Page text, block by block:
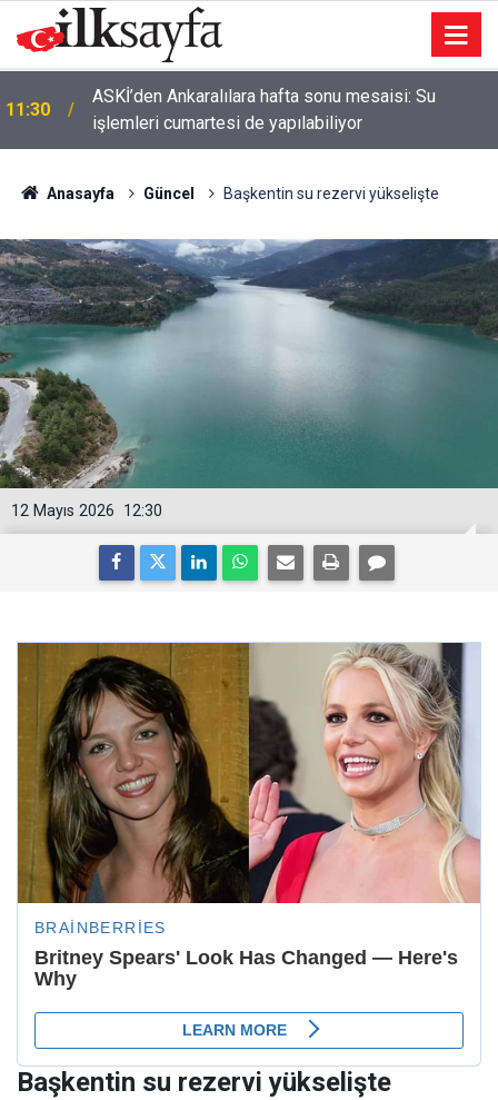
11:30
ASKİ’den Ankaralılara hafta sonu mesaisi: Su
işlemleri cumartesi de yapılabiliyor
Anasayfa Güncel Başkentin su rezervi yükselişte
12:30
12 Mayıs 2026
Başkentin su rezervi yükselişte